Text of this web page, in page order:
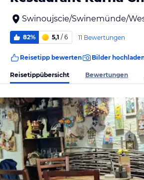
Swinoujscie/Swinemünde/
82% 5,1 / 6 11 Bewertungen
Reisetipp bewerten Bilder
Reisetippübersicht Bewertungen